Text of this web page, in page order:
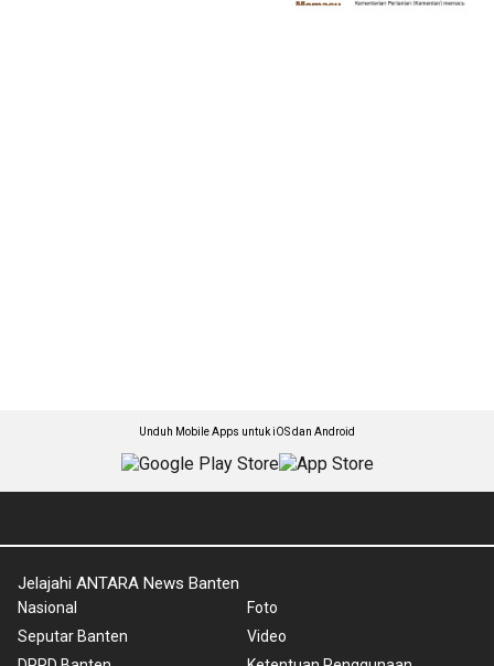
Unduh Mobile Apps untuk iOS dan Android
Jelajahi ANTARA News Banten
Nasional
Seputar Banten
Foto
Video